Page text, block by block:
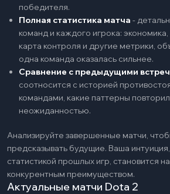
победителя.
Полная статистика матча -
команд и каждого игрока:
карта контроля и другие метрики,
одна команда оказалась сильнее.
Сравнение с предыдущими
соотносится с историей
командами, какие паттерны
неожиданностью.
Анализируйте завершенные матчи,
предсказывать будущие. Ваша
статистикой прошлых игр, становится
конкурентным преимуществом.
Актуальные матчи Dota 2